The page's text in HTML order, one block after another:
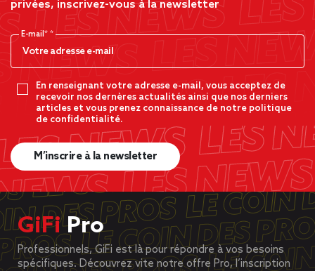
privées, inscrivez-vous à la newsletter
E-mail*
En renseignant votre adresse e-mail, vous acceptez de
recevoir nos dernères actualités ainsi que nos derniers
articles et vous prenez connaissance de notre politique
de confidentialité.
M’inscrire à la newsletter
GiFiPro
Professionnels, GiFi est là pour répondre à vos besoins
spécifiques. Découvrez vite notre offre Pro, l’inscription